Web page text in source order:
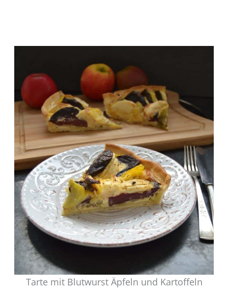
Tarte mit Blutwurst Äpfeln und Kartoffeln